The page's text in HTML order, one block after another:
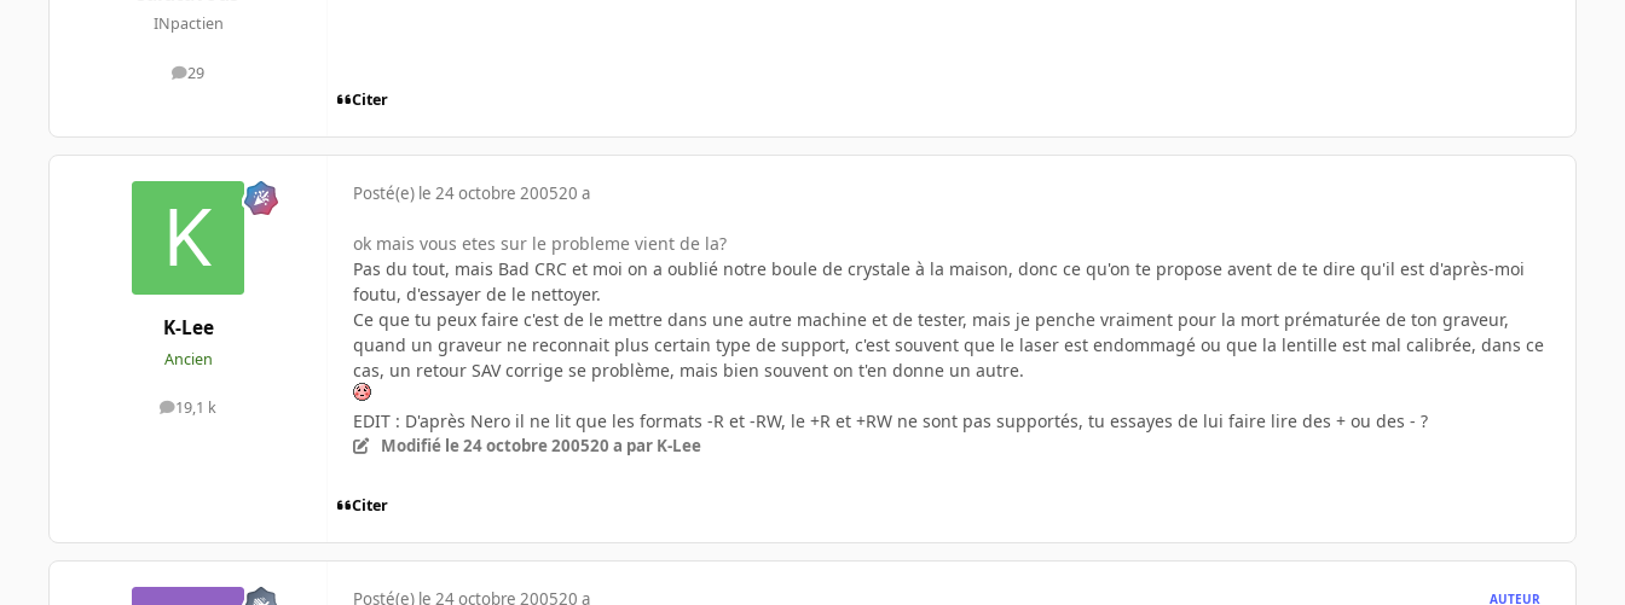
INpactien
29
messages
Citer
K-Lee
Ancien
19,1 k
messages
Posté(e) le 24 octobre 200520 a
ok mais vous etes sur le probleme vient de la?
Pas du tout, mais Bad CRC et moi on a oublié notre boule de crystale à la maison, donc ce qu'on te propose avent de te dire qu'il est d'après-moi
foutu, d'essayer de le nettoyer.
Ce que tu peux faire c'est de le mettre dans une autre machine et de tester, mais je penche vraiment pour la mort prématurée de ton graveur,
quand un graveur ne reconnait plus certain type de support, c'est souvent que le laser est endommagé ou que la lentille est mal calibrée, dans ce
cas, un retour SAV corrige se problème, mais bien souvent on t'en donne un autre.
EDIT : D'après Nero il ne lit que les formats -R et -RW, le +R et +RW ne sont pas supportés, tu essayes de lui faire lire des + ou des - ?
Modifié le 24 octobre 200520 a par K-Lee
Citer
Posté(e) le 24 octobre 200520 a AUTEUR